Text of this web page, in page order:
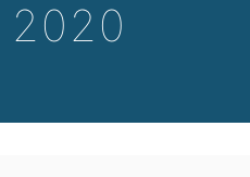
2020